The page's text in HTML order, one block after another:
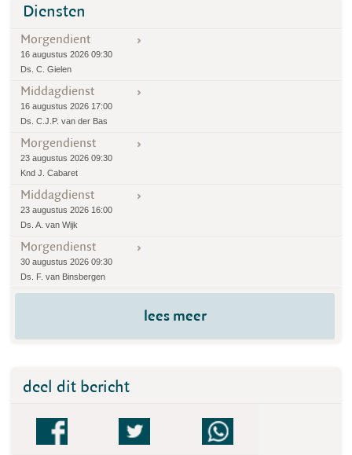
Diensten
Morgendient
16 augustus 2026 09:30
Ds. C. Gielen
Middagdienst
16 augustus 2026 17:00
Ds. C.J.P. van der Bas
Morgendienst
23 augustus 2026 09:30
Knd J. Cabaret
Middagdienst
23 augustus 2026 16:00
Ds. A. van Wijk
Morgendienst
30 augustus 2026 09:30
Ds. F. van Binsbergen
lees meer
deel dit bericht